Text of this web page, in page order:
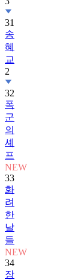
31
송
혜
교
2
32
폭
군
의
셰
프
NEW
33
화
려
한
날
들
NEW
34
장